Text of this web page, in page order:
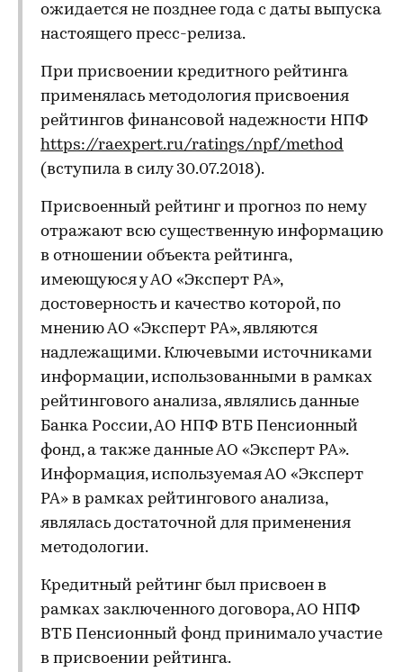
ожидается не позднее года с даты выпуска
настоящего пресс-релиза.
При присвоении кредитного рейтинга
применялась методология присвоения
рейтингов финансовой надежности НПФ
https://raexpert.ru/ratings/npf/method
(вступила в силу 30.07.2018).
Присвоенный рейтинг и прогноз по нему
отражают всю существенную информацию
в отношении объекта рейтинга,
имеющуюся у АО «Эксперт РА»,
достоверность и качество которой, по
мнению АО «Эксперт РА», являются
надлежащими. Ключевыми источниками
информации, использованными в рамках
рейтингового анализа, являлись данные
Банка России, АО НПФ ВТБ Пенсионный
фонд, а также данные АО «Эксперт РА».
Информация, используемая АО «Эксперт
РА» в рамках рейтингового анализа,
являлась достаточной для применения
методологии.
Кредитный рейтинг был присвоен в
рамках заключенного договора, АО НПФ
ВТБ Пенсионный фонд принимало участие
в присвоении рейтинга.